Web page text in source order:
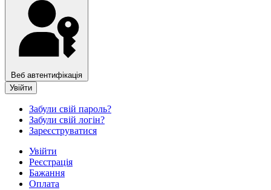
Веб автентифікація
Увійти
Забули свій пароль?
Забули свій логін?
Зареєструватися
Увійти
Реєстрація
Бажання
Оплата